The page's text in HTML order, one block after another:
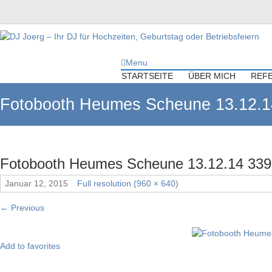
Geburtstag oder Betriebsfeiern
Firmenfeier.
Menu
STARTSEITE
ÜBER MICH
Fotobooth Heumes Scheune
Fotobooth Heumes Scheune 13.12.14 339
Januar 12, 2015 Full resolution (960 × 640)
← Previous
Add to favorites